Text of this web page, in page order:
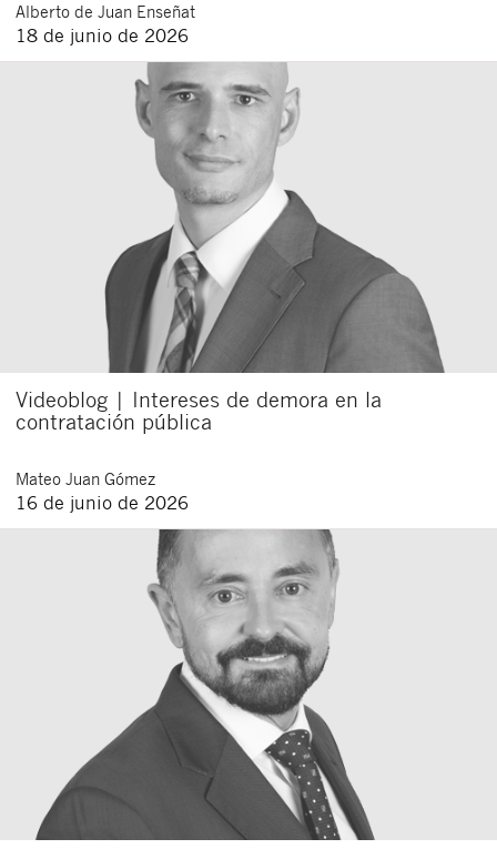
Alberto de Juan Enseñat
18 de junio de 2026
Videoblog | Intereses de demora en la
contratación pública
Mateo Juan Gómez
16 de junio de 2026